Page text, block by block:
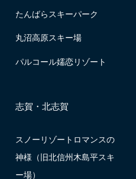
たんばらスキーパーク
丸沼高原スキー場
パルコール嬬恋リゾート
志賀・北志賀
スノーリゾートロマンスの
神様（旧北信州木島平スキ
ー場）